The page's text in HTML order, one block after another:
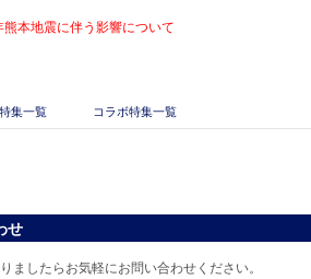
熊本地震に伴う影響について
特集一覧 コラボ特集一覧
せ
ましたらお気軽にお問い合わせください。